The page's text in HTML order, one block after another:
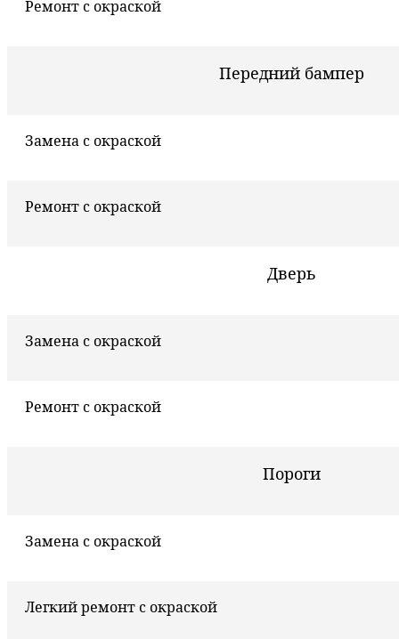
Ремонт с окраской
Передний бампер
Замена с окраской
Ремонт с окраской
Дверь
Замена с окраской
Ремонт с окраской
Пороги
Замена с окраской
Легкий ремонт с окраской